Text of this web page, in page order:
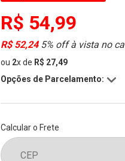
R$ 54,99
R$ 52,245% off à vista no
ou 2xde R$ 27,49
Opções de Parcelamento:
Calcular o Frete